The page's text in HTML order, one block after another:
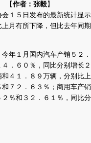
【作者：张毅】
５日发布的最新统计显示
月有所下降，但比去年同
１月国内汽车产销５２．
．６０％，同比分别增长
４１．８９万辆，分别比
７２．６３％；商用车产
％和３２．６１％，同比